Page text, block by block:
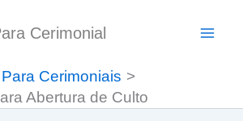
Cerimonial
Cerimoniais
Abertura de Culto